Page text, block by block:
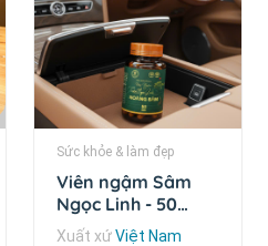
Sức khỏe & làm đẹp
Viên ngậm Sâm
Ngọc Linh - 50
viên/hộp
Xuất xứViệt Nam